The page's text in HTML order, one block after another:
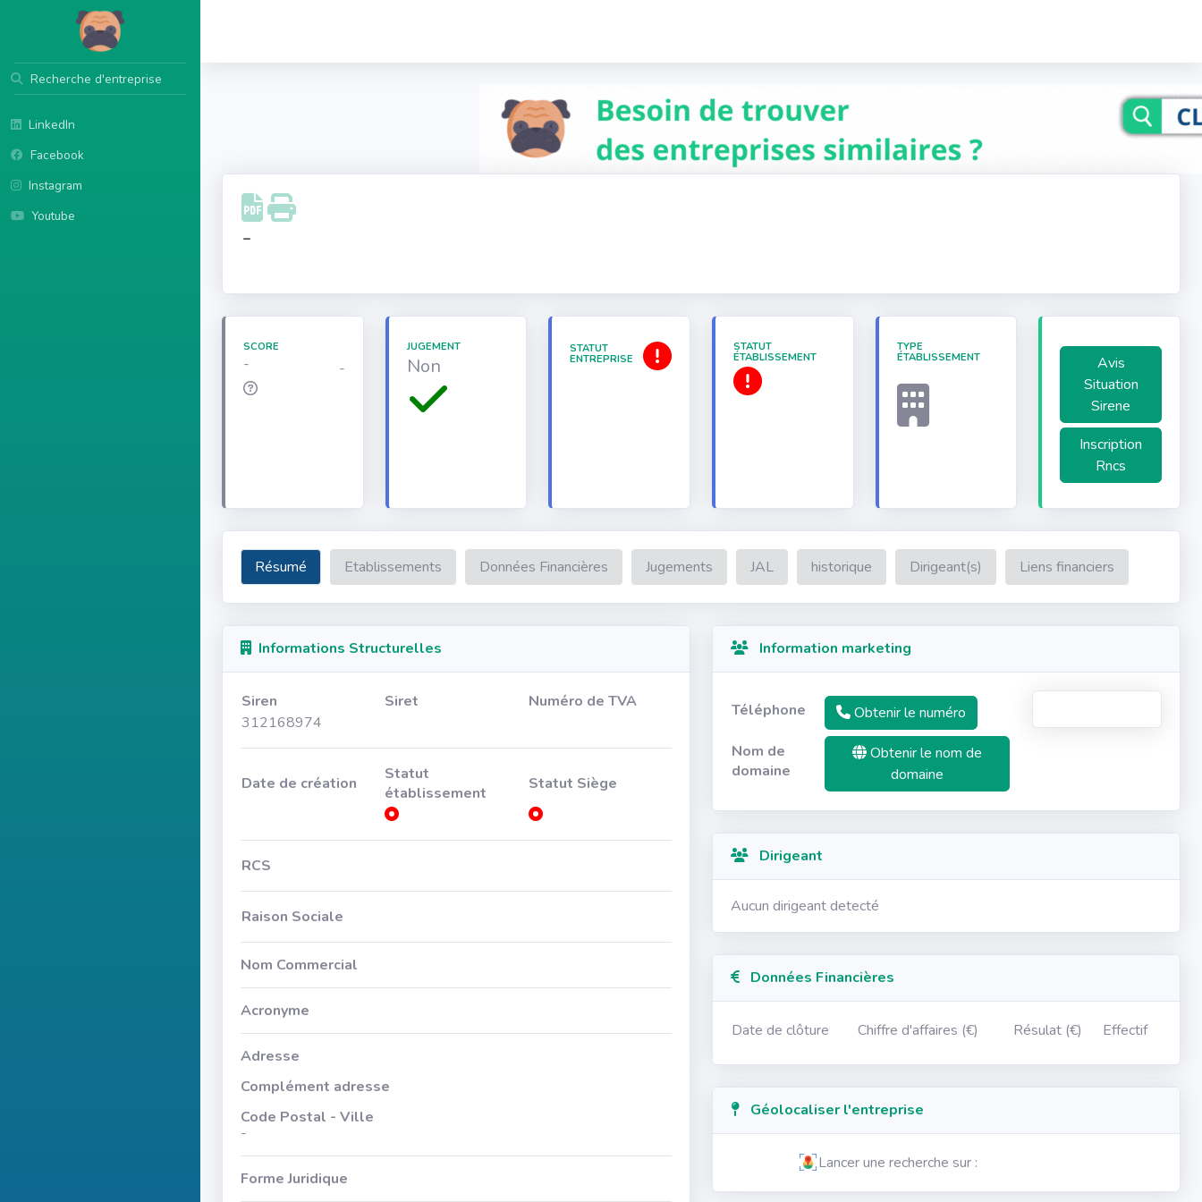
Recherche d'entreprise
LinkedIn
Facebook
Instagram
Youtube
-
SCORE
- -
JUGEMENT
Non
STATUT
ENTREPRISE
STATUT
ÉTABLISSEMENT
TYPE
ÉTABLISSEMENT
Avis
Situation
Sirene
Inscription
Rncs
Résumé Etablissements Données Financières Jugements JAL historique Dirigeant(s) Liens financiers
Informations Structurelles
Siren Siret
Numéro de TVA
312168974
Date de création
Statut
établissement
Statut Siège
RCS
Raison Sociale
Nom Commercial
Acronyme
Adresse
Complément adresse
Code Postal - Ville
-
Forme Juridique
Information marketing
Téléphone
Obtenir le numéro
Nom de
domaine
Obtenir le nom de
domaine
Dirigeant
Aucun dirigeant detecté
Données Financières
Date de clôture Chiffre d'affaires (€) Résulat (€) Effectif
Géolocaliser l'entreprise
Lancer une recherche sur :